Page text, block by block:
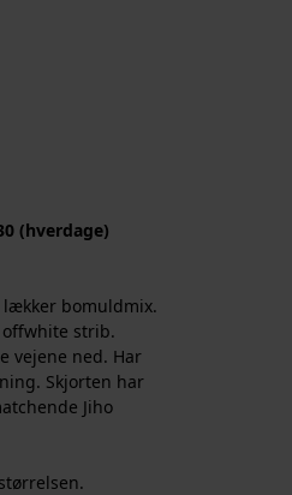
(hverdage)
bomuldmix.
offwhite strib.
vejene ned. Har
Skjorten har
Jiho